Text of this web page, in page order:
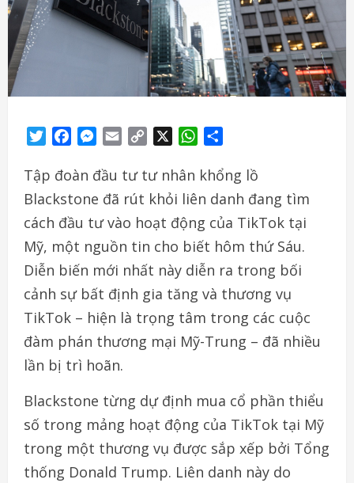
TwitterFacebookMessenger
Email
Copy
WhatsApp
Tập đoàn đầu tư tư nhân khổng lồ
Blackstone đã rút khỏi liên danh đang tìm
cách đầu tư vào hoạt động của TikTok tại
Mỹ, một nguồn tin cho biết hôm thứ Sáu.
Diễn biến mới nhất này diễn ra trong bối
cảnh sự bất định gia tăng và thương vụ
TikTok – hiện là trọng tâm trong các cuộc
đàm phán thương mại Mỹ-Trung – đã nhiều
lần bị trì hoãn.
Blackstone từng dự định mua cổ phần thiểu
số trong mảng hoạt động của TikTok tại Mỹ
trong một thương vụ được sắp xếp bởi Tổng
thống Donald Trump. Liên danh này do